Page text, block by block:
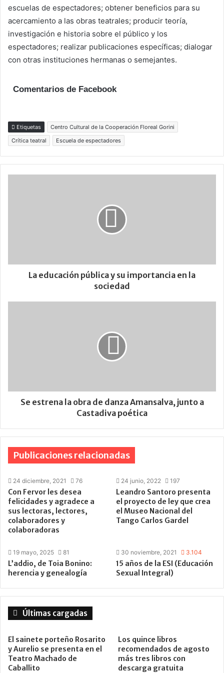
escuelas de espectadores; obtener beneficios para su
acercamiento a las obras teatrales; producir teoría,
investigación e historia sobre el público y los
espectadores; realizar publicaciones específicas; dialogar
con otras instituciones hermanas o semejantes.
Comentarios de Facebook
Etiquetas
Centro Cultural de la Cooperación Floreal Gorini
Crítica teatral
Escuela de espectadores
La educación pública y su importancia en la
sociedad
Se estrena la obra de danza Amansalva, junto a
Castadiva poética
Publicaciones relacionadas
24 diciembre, 2021 76
Con Fervor les desea
felicidades y agradece a
sus lectoras, lectores,
colaboradores y
colaboradoras
24 junio, 2022 197
Leandro Santoro presenta
el proyecto de ley que crea
el Museo Nacional del
Tango Carlos Gardel
19 mayo, 2025 81
L’addio, de Toia Bonino:
herencia y genealogía
30 noviembre, 2021 3.104
15 años de la ESI (Educación
Sexual Integral)
Últimas cargadas
El sainete porteño Rosarito
y Aurelio se presenta en el
Teatro Machado de
Caballito
Los quince libros
recomendados de agosto
más tres libros con
descarga gratuita